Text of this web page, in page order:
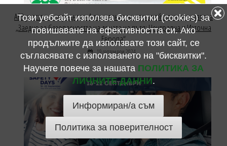
АБЗ участва в поредното 4-то издание на европейската инициатива
„Заедно за безопасността на децата на пътя: Централна и Източна
Европа“
19 септември 2024
Този уебсайт използва бисквитки (cookies) за
повишаване на ефективността си. Ако
продължите да използвате този сайт, се
съгласявате с използването на "бисквитки".
Научете повече за нашата ПОЛИТИКА ЗА
ЛИЧНИТЕ ДАННИ.
Информиран/а съм
Политика за поверителност